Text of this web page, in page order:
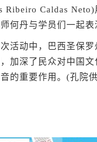
Ribeiro Caldas Neto)
何丹与学员们一起表
动中，巴西圣保罗
加深了民众对中国
的重要作用。(孔院